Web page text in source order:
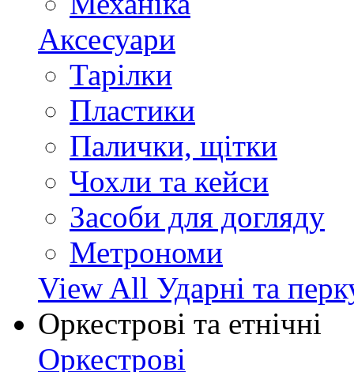
Аксесуари
Тарілки
Пластики
Палички, щітки
Чохли та кейси
Засоби для догляду
Метрономи
View All Ударні та
Оркестрові та етнічні
Оркестрові